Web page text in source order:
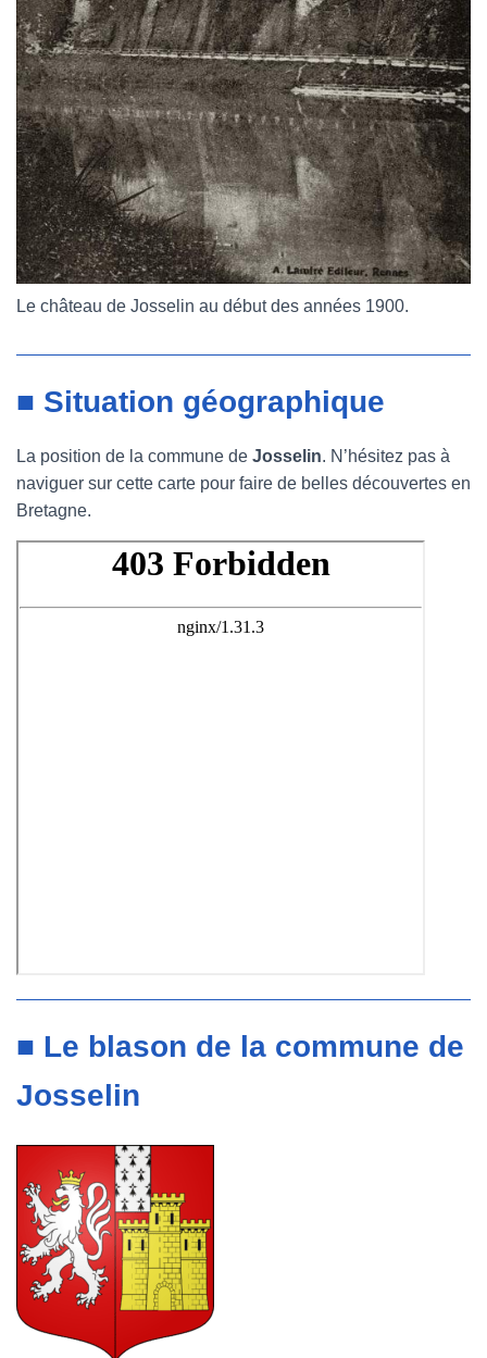
Le château de Josselin au début des années 1900.
■ Situation géographique
La position de la commune de Josselin. N’hésitez pas à
naviguer sur cette carte pour faire de belles découvertes en
Bretagne.
■ Le blason de la commune de
Josselin